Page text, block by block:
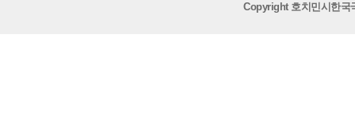
Copyright 호치민시한국